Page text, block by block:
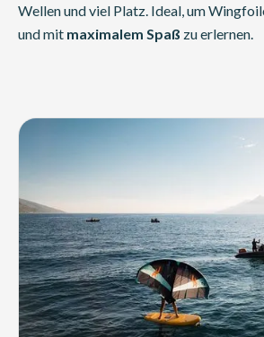
Wellen und viel Platz. Ideal, um
und mit maximalem Spaß zu erlernen.